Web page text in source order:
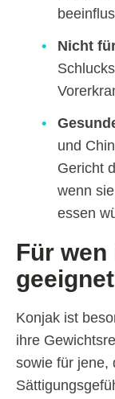
Nicht
und
Gericht
wenn
essen
Für
Konjak ist
ihre
sowie für jene,